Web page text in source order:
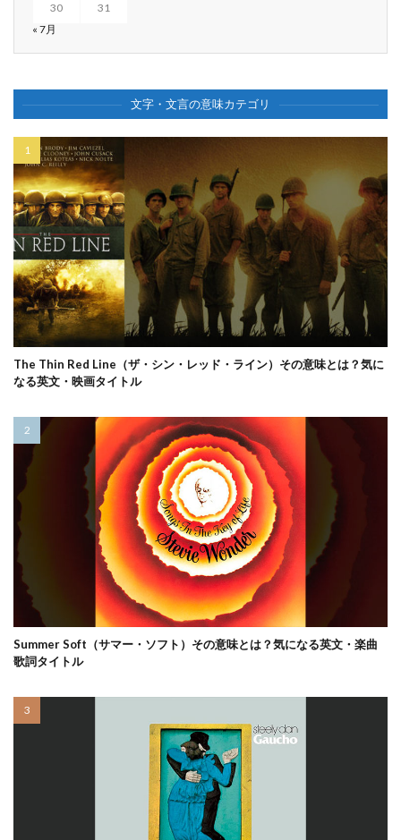
30
31
« 7月
文字・文言の意味カテゴリ
The Thin Red Line（ザ・シン・レッド・ライン）その意味とは？気に
なる英文・映画タイトル
Summer Soft（サマー・ソフト）その意味とは？気になる英文・楽曲
歌詞タイトル